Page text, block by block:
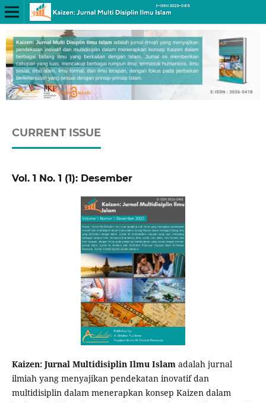
CURRENT ISSUE
Vol. 1 No. 1 (1): Desember
Kaizen: Jurnal Multidisiplin Ilmu Islamadalah jurnal
ilmiah yang menyajikan pendekatan inovatif dan
multidisiplin dalam menerapkan konsep Kaizen dalam